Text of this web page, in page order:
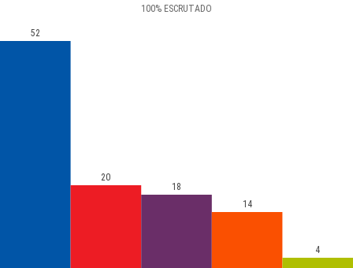
100% ESCRUTADO
52
20
18
14
4